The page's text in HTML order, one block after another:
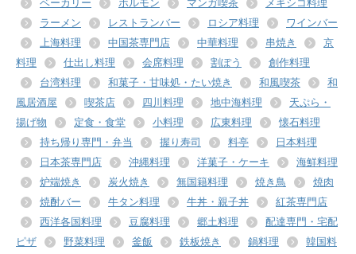
ベーカリー ホルモン マンガ喫茶
メキシコ料理
ラーメン
レストランバー ロシア料理
ワインバー
上海料理
中国茶専門店 中華料理 串焼き
京
料理
仕出し料理 会席料理 割ぽう
創作料理
台湾料理
和菓子・甘味処・たい焼き 和風喫茶
和
風居酒屋
喫茶店 四川料理 地中海料理
天ぷら・
揚げ物
定食・食堂 小料理 広東料理
懐石料理
持ち帰り専門・弁当
握り寿司 料亭
日本料理
日本茶専門店
沖縄料理 洋菓子・ケーキ
海鮮料理
炉端焼き
炭火焼き 無国籍料理 焼き鳥
焼肉
焼酎バー
牛タン料理 牛丼・親子丼
紅茶専門店
西洋各国料理
豆腐料理 郷土料理
配達専門・宅配
ピザ
野菜料理 釜飯 鉄板焼き 鍋料理
韓国料